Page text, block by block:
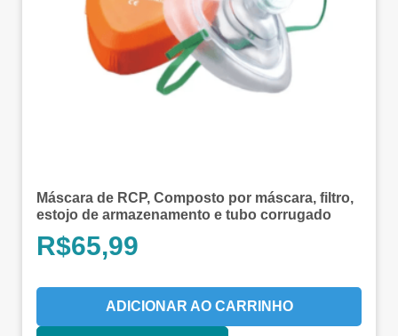
Máscara de RCP, Composto por máscara, filtro,
estojo de armazenamento e tubo corrugado
R$65,99
ADICIONAR AO CARRINHO